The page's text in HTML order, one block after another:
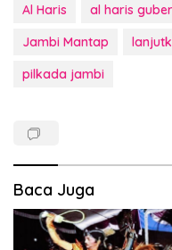
Al Haris al haris
Jambi Mantap
pilkada jambi
Baca Juga